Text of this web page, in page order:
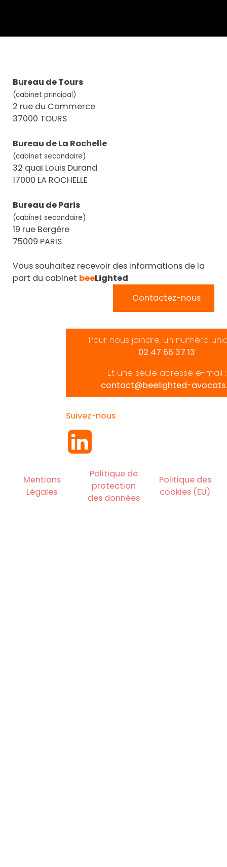
Bureau de Tours
(cabinet principal)
2 rue du Commerce
37000 TOURS
Bureau de La Rochelle
(cabinet secondaire)
32 quai Louis Durand
17000 LA ROCHELLE
Bureau de Paris
(cabinet secondaire)
19 rue Bergère
75009 PARIS
Vous souhaitez recevoir des informations de la
part du cabinet beeLighted
Contactez-nous
Pour nous joindre, un numéro
02 47 66 37 13
Et une seule adresse e-mail :
contact@beelighted-
Suivez-nous
Mentions
Légales
Politique de
protection
des données
Politique des
cookies (EU)